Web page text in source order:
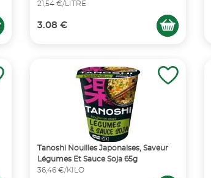
21,54 €/LITRE
3.08 €
Tanoshi Nouilles Japonaises, Saveur
Légumes Et Sauce Soja 65g
36,46 €/KILO